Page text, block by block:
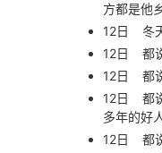
方都是他
12日
冬
12日
都
12日
都
12日
都
多年的好
12日
都